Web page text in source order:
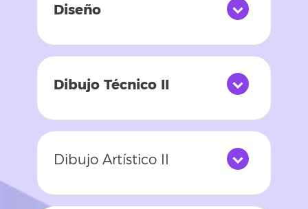
Diseño
Dibujo Técnico II
Dibujo Artístico II